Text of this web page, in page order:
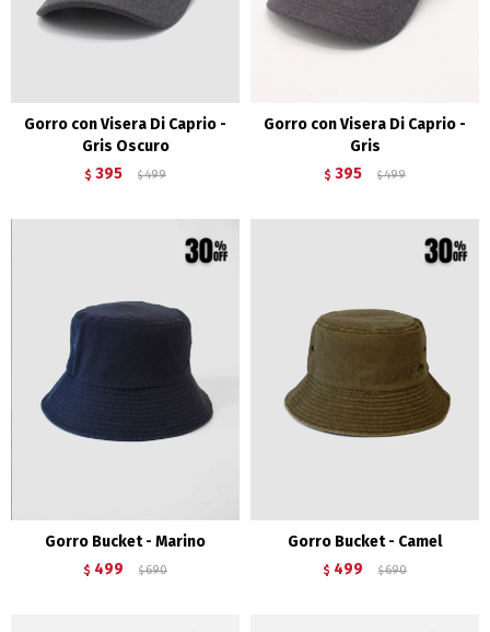
Gorro con Visera Di Caprio -
Gris Oscuro
$ 395 $ 499
Gorro con Visera Di Caprio -
Gris
$ 395 $ 499
Gorro Bucket - Marino
$ 499 $ 690
Gorro Bucket - Camel
$ 499 $ 690